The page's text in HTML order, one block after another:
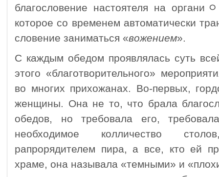
благословение настоятеля на
которое со временем автоматически
сло­вение заниматься «вожением».
С каждым обедом проявлялась суть
этого «благотвори­тельного»
во многих прихожанах. Во-первых,
женщины. Она не то, что брала
обедов, но требовала его,
необходимое колличество
рапрорядителем пира, а все, кто ей
храме, она называла «темными» и